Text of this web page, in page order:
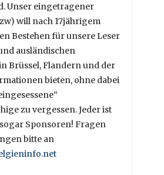
Unser eingetragener
will nach 17jährigem
Bestehen für unsere Leser
ausländischen
Brüssel, Flandern und der
bieten, ohne dabei
zu vergessen. Jeder ist
Sponsoren! Fragen
bitte an